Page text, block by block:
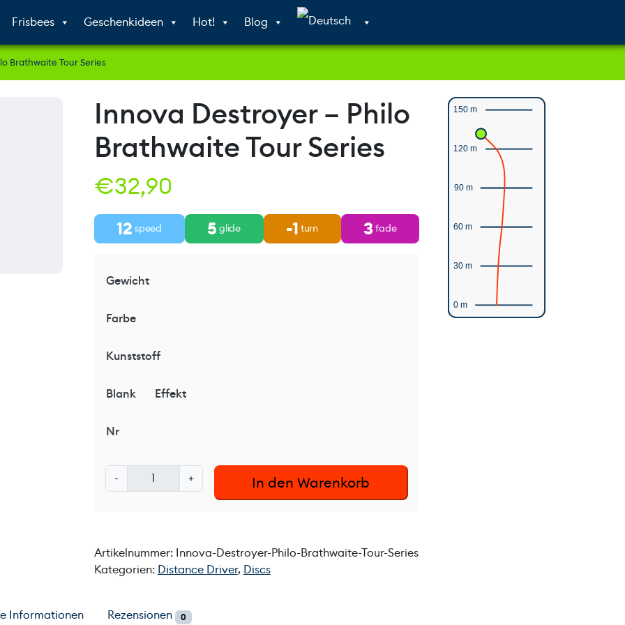
Frisbees Geschenkideen Hot!
Blog
Brathwaite Tour Series
Innova Destroyer – Philo
Brathwaite Tour Series
€32,90 90 m
120 m
150 m
60 m
30 m
0 m
12 speed 5 glide -1 turn 3fade
Gewicht
Farbe
Kunststoff
Blank Effekt
Nr
-
n
a
D
+ In den Warenkorb
Artikelnummer: Innova-Destroyer-Philo-Brathwaite-Tour-Series
Kategorien: Distance Driver, Discs
Informationen Rezensionen 0